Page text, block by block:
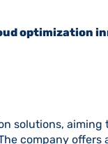
optimization
solutions, aiming
company offers